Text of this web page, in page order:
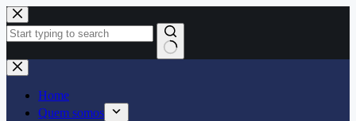
Pular
para
o
Home
Quem somos